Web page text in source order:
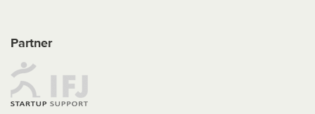
Partner